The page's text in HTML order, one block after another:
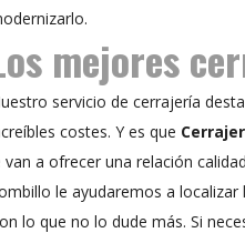
mejores
servicio de cerrajería
costes. Y es que
van a ofrecer una relación
le ayudaremos a localizar
lo que no lo dude más. Si